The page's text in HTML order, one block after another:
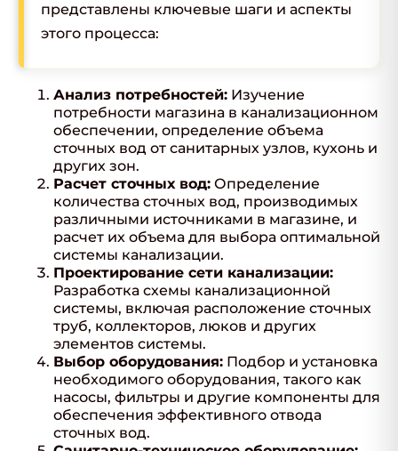
представлены ключевые шаги и аспекты
этого процесса:
Анализ потребностей: Изучение
потребности магазина в канализационном
обеспечении, определение объема
сточных вод от санитарных узлов, кухонь и
других зон.
Расчет сточных вод: Определение
количества сточных вод, производимых
различными источниками в магазине, и
расчет их объема для выбора оптимальной
системы канализации.
Проектирование сети канализации:
Разработка схемы канализационной
системы, включая расположение сточных
труб, коллекторов, люков и других
элементов системы.
Выбор оборудования: Подбор и установка
необходимого оборудования, такого как
насосы, фильтры и другие компоненты для
обеспечения эффективного отвода
сточных вод.